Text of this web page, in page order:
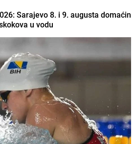
Sarajevo 8. i 9. augusta domaćin
u vodu